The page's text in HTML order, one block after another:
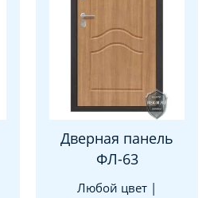
Дверная панель
ФЛ-63
Любой цвет |